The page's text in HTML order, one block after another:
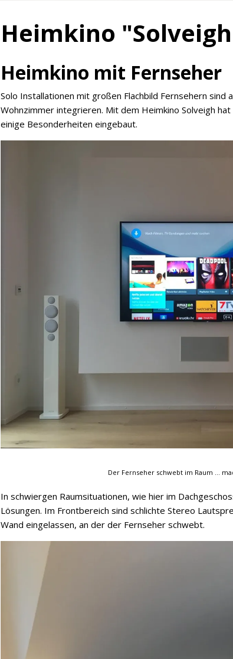
Heimkino
Heimkino mit Fernseher
Solo Installationen mit großen Flachbild Fernsehern sind
Wohnzimmer integrieren. Mit dem Heimkino Solveigh
einige Besonderheiten eingebaut.
Der Fernseher schwebt im Raum ...
In schwiergen Raumsituationen, wie hier im
Lösungen. Im Frontbereich sind schlichte Stereo
Wand eingelassen, an der der Fernseher schwebt.